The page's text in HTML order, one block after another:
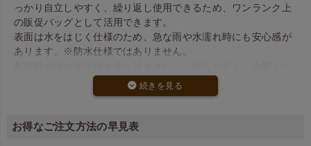
っかり自立しやすく、繰り返し使用できるため、ワンランク上
の販促バッグとして活用できます。
表面は水をはじく仕様のため、急な雨や水濡れ時にも安心感が
あります。※防水仕様ではありません。
ントや販促用途にもおすすめです。
底マチ付きのため、書類やカタログを入れても安定感があり、
お得なご注文方法の早見表